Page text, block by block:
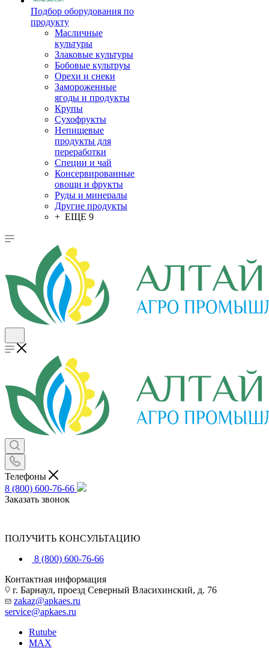
Подбор оборудования по
продукту
Масличные
культуры
Злаковые культуры
Бобовые культруы
Орехи и снеки
Замороженные
ягоды и продукты
Крупы
Сухофрукты
Непищевые
продукты для
переработки
Специи и чай
Консервированные
овощи и фрукты
Руды и минералы
Другие продукты
+ ЕЩЕ 9
Телефоны
8 (800) 600-76-66
Заказать звонок
ПОЛУЧИТЬ КОНСУЛЬТАЦИЮ
8 (800) 600-76-66
Контактная информация
г. Барнаул, проезд Северный Власихинский, д. 76
zakaz@apkaes.ru
service@apkaes.ru
Rutube
MAX